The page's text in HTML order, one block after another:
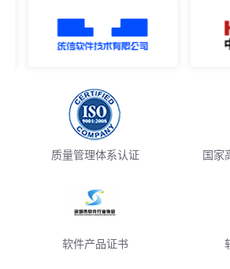
质量管理体系认证 国家
软件产品证书